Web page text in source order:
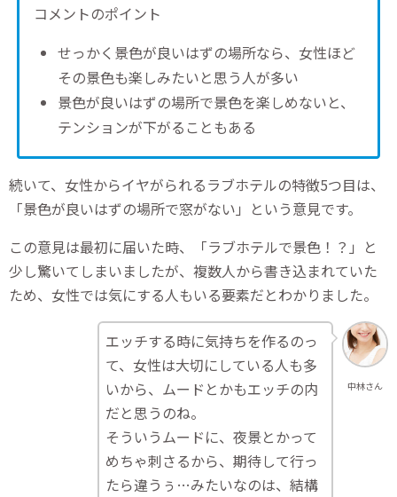
コメントのポイント
せっかく景色が良いはずの場所なら、女性ほど
その景色も楽しみたいと思う人が多い
景色が良いはずの場所で景色を楽しめないと、
テンションが下がることもある
続いて、女性からイヤがられるラブホテルの特徴5つ目は、
「景色が良いはずの場所で窓がない」という意見です。
この意見は最初に届いた時、「ラブホテルで景色！？」と
少し驚いてしまいましたが、複数人から書き込まれていた
ため、女性では気にする人もいる要素だとわかりました。
中林さん
エッチする時に気持ちを作るのっ
て、女性は大切にしている人も多
いから、ムードとかもエッチの内
だと思うのね。
そういうムードに、夜景とかって
めちゃ刺さるから、期待して行っ
たら違うぅ…みたいなのは、結構